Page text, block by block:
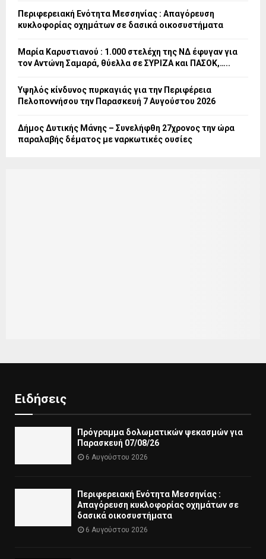
Περιφερειακή Ενότητα Μεσσηνίας : Απαγόρευση
κυκλοφορίας οχημάτων σε δασικά οικοσυστήματα
Μαρία Καρυστιανού : 1.000 στελέχη της ΝΔ έφυγαν για
τον Αντώνη Σαμαρά, θύελλα σε ΣΥΡΙΖΑ και ΠΑΣΟΚ,…..
Υψηλός κίνδυνος πυρκαγιάς για την Περιφέρεια
Πελοποννήσου την Παρασκευή 7 Αυγούστου 2026
Δήμος Δυτικής Μάνης – Συνελήφθη 27χρονος την ώρα
παραλαβής δέματος με ναρκωτικές ουσίες
Ειδήσεις
Πρόγραμμα δολωματικών ψεκασμών για
Παρασκευή 07/08/26
6 Αυγούστου 2026
Περιφερειακή Ενότητα Μεσσηνίας :
Απαγόρευση κυκλοφορίας οχημάτων σε
δασικά οικοσυστήματα
6 Αυγούστου 2026